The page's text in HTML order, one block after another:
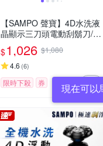
【SAMPO 聲寶】4D水洗液
晶顯示三刀頭電動刮鬍刀/電
鬍刀(EA-Z2432WL)
$1,026 $1,080
4.6 (6)
限時下殺 券 現在可以